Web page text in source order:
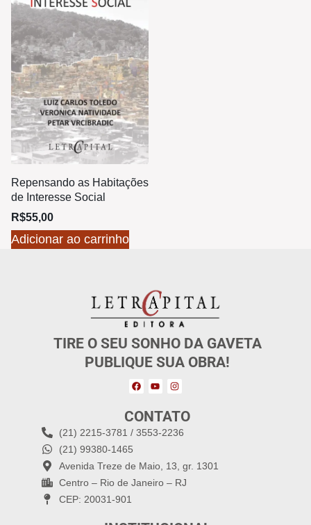
Repensando as Habitações
de Interesse Social
R$55,00
Adicionar ao carrinho
TIRE O SEU SONHO DA GAVETA
PUBLIQUE SUA OBRA!
CONTATO
(21) 2215-3781 / 3553-2236
(21) 99380-1465
Avenida Treze de Maio, 13, gr. 1301
Centro – Rio de Janeiro – RJ
CEP: 20031-901